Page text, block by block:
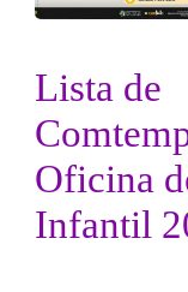
Lista de
Oficina
Infantil